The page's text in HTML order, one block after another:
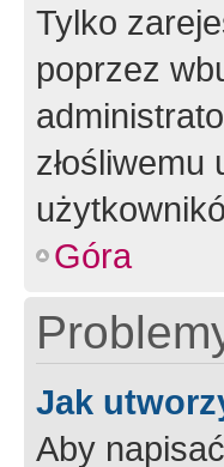
Tylko
poprzez
Góra
Jak
Aby